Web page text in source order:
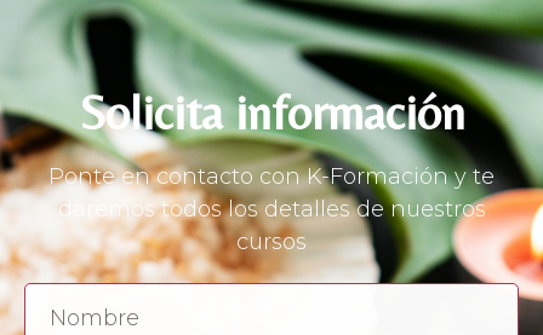
Solicita información
Ponte en contacto con K-Formación y te
daremos todos los detalles de nuestros
cursos